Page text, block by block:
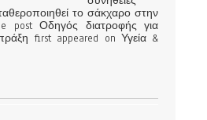
το σάκχαρο στην
post Οδηγός διατροφής για
first appeared on Υγεία &